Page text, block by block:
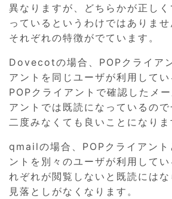
異なりますが、どちらかが正し
っているというわけではありませ
それぞれの特徴がでています。
Dovecotの場合、POPクライア
アントを同じユーザが利用してい
POPクライアントで確認したメ
アントでは既読になっているの
二度みなくても良いことになりま
qmailの場合、POPクライアント
ントを別々のユーザが利用して
れぞれが閲覧しないと既読には
見落としがなくなります。